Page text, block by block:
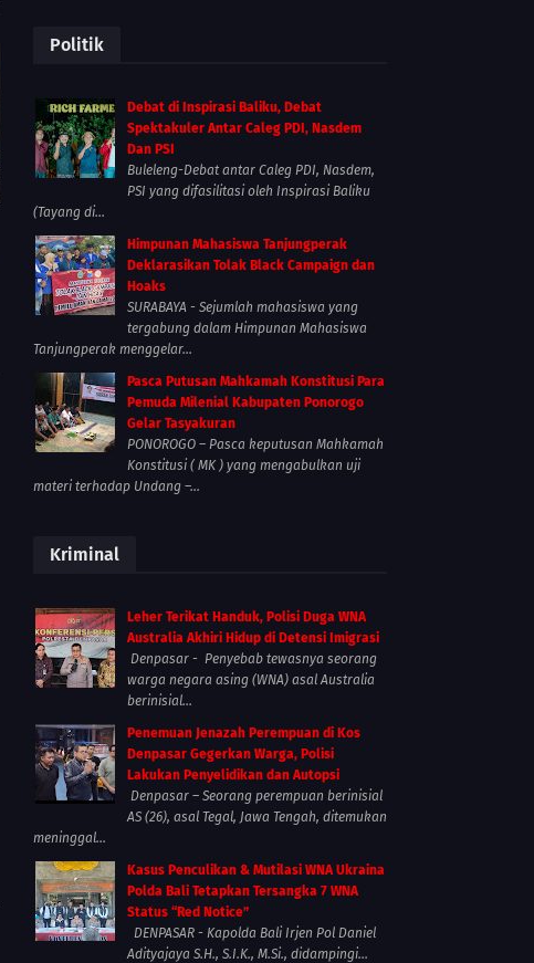
Politik
Debat di Inspirasi Baliku, Debat
Spektakuler Antar Caleg PDI, Nasdem
Dan PSI
Buleleng-Debat antar Caleg PDI, Nasdem,
PSI yang difasilitasi oleh Inspirasi Baliku
(Tayang di...
Himpunan Mahasiswa Tanjungperak
Deklarasikan Tolak Black Campaign dan
Hoaks
SURABAYA - Sejumlah mahasiswa yang
tergabung dalam Himpunan Mahasiswa
Tanjungperak menggelar...
Pasca Putusan Mahkamah Konstitusi Para
Pemuda Milenial Kabupaten Ponorogo
Gelar Tasyakuran
PONOROGO – Pasca keputusan Mahkamah
Konstitusi ( MK ) yang mengabulkan uji
materi terhadap Undang –...
Kriminal
Leher Terikat Handuk, Polisi Duga WNA
Australia Akhiri Hidup di Detensi Imigrasi
Denpasar - Penyebab tewasnya seorang
warga negara asing (WNA) asal Australia
berinisial...
Penemuan Jenazah Perempuan di Kos
Denpasar Gegerkan Warga, Polisi
Lakukan Penyelidikan dan Autopsi
Denpasar – Seorang perempuan berinisial
AS (26), asal Tegal, Jawa Tengah, ditemukan
meninggal...
Kasus Penculikan & Mutilasi WNA Ukraina
Polda Bali Tetapkan Tersangka 7 WNA
Status “Red Notice”
DENPASAR - Kapolda Bali Irjen Pol Daniel
Adityajaya S.H., S.I.K., M.Si., didampingi...